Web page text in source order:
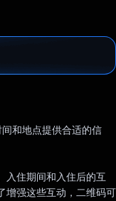
和地点提供合适的信
入住期间和入住后的互
增强这些互动，二维码可